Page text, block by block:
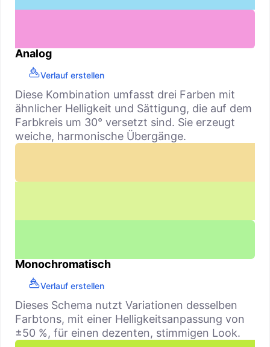
Analog
Verlauf erstellen
Diese Kombination umfasst drei Farben mit
ähnlicher Helligkeit und Sättigung, die auf dem
Farbkreis um 30° versetzt sind. Sie erzeugt
weiche, harmonische Übergänge.
Monochromatisch
Verlauf erstellen
Dieses Schema nutzt Variationen desselben
Farbtons, mit einer Helligkeitsanpassung von
±50 %, für einen dezenten, stimmigen Look.